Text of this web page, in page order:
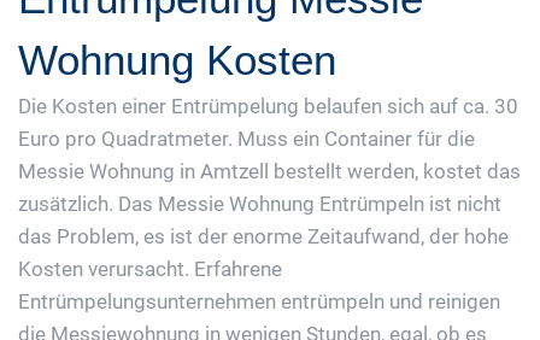
Wohnung Kosten
Die Kosten einer Entrümpelung belaufen sich auf ca. 30
Euro pro Quadratmeter. Muss ein Container für die
Messie Wohnung in Amtzell bestellt werden, kostet das
zusätzlich. Das Messie Wohnung Entrümpeln ist nicht
das Problem, es ist der enorme Zeitaufwand, der hohe
Kosten verursacht. Erfahrene
Entrümpelungsunternehmen entrümpeln und reinigen
die Messiewohnung in wenigen Stunden, egal, ob es